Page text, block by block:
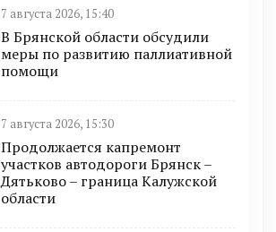
7 августа 2026, 15:40
В Брянской области обсудили
меры по развитию паллиативной
помощи
7 августа 2026, 15:30
Продолжается капремонт
участков автодороги Брянск –
Дятьково – граница Калужской
области